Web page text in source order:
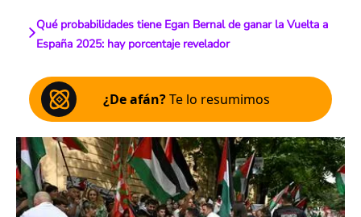
Qué probabilidades tiene Egan Bernal de ganar la Vuelta a
España 2025: hay porcentaje revelador
¿De afán?Te lo resumimos